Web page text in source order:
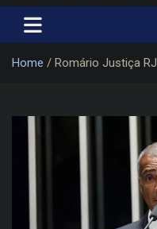
Home Romário Justiça RJ